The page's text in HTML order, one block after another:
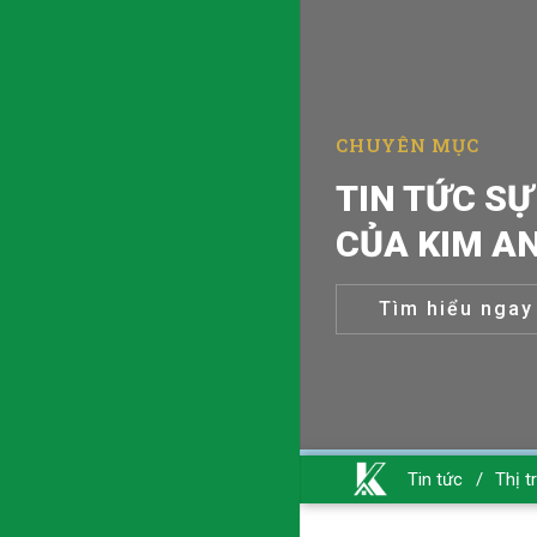
CẬP NHẬT
Tìm hiểu ngay
Tin tức / Thị